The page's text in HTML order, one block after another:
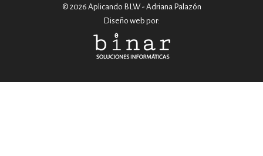
© 2026 Aplicando BLW - Adriana Palazón
Diseño web por: